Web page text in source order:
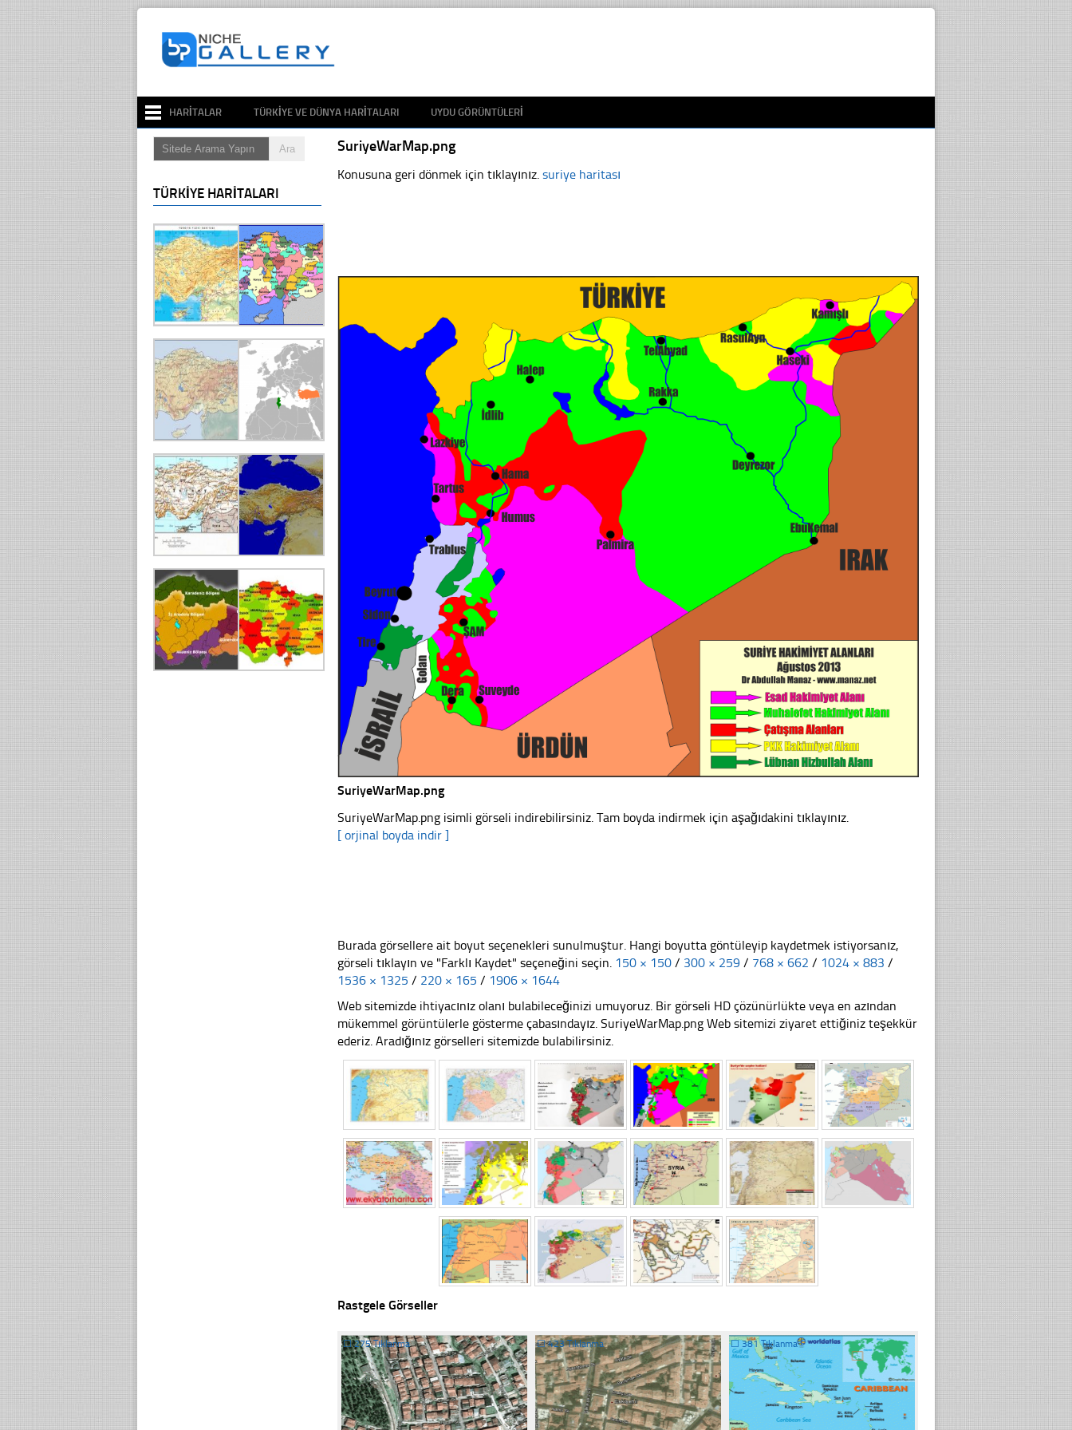
HARITALAR TÜRKIYE VE DÜNYA HARITALARI UYDU GÖRÜNTÜLERI
SuriyeWarMap.png
Konusuna geri dönmek için tıklayınız.suriye haritası
SuriyeWarMap.png
SuriyeWarMap.png isimli görseli indirebilirsiniz. Tam boyda indirmek için aşağıdakini tıklayınız.
[ orjinal boyda indir ]
Burada görsellere ait boyut seçenekleri sunulmuştur. Hangi boyutta göntüleyip kaydetmek istiyorsanız,
görseli tıklayın ve "Farklı Kaydet" seçeneğini seçin. 150 × 150 / 300 × 259 / 768 × 662 / 1024 × 883 /
1536 × 1325 / 220 × 165 / 1906 × 1644
Web sitemizde ihtiyacınız olanı bulabileceğinizi umuyoruz. Bir görseli HD çözünürlükte veya en azından
mükemmel görüntülerle gösterme çabasındayız. SuriyeWarMap.png Web sitemizi ziyaret ettiğiniz teşekkür
ederiz. Aradığınız görselleri sitemizde bulabilirsiniz.
Rastgele Görseller
☐275 Tıklanma ☐423 Tıklanma ☐381 Tıklanma
TÜRKIYE HARITALARI